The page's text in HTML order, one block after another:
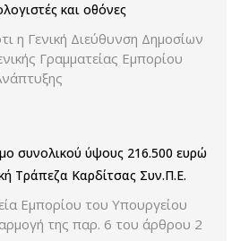
και οθόνες
η Γενική Διεύθυνση Δημοσίων
Γραμματείας Εμπορίου
συνολικού ύψους 216.500 ευρώ
Τράπεζα Καρδίτσας Συν.Π.Ε.
Εμπορίου του Υπουργείου
της παρ. 6 του άρθρου 2